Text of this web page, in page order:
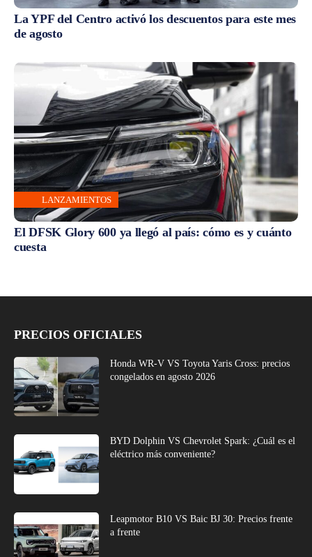
La YPF del Centro activó los descuentos para este mes
de agosto
LANZAMIENTOS
El DFSK Glory 600 ya llegó al país: cómo es y cuánto
cuesta
PRECIOS OFICIALES
Honda WR-V VS Toyota Yaris Cross: precios
congelados en agosto 2026
BYD Dolphin VS Chevrolet Spark: ¿Cuál es el
eléctrico más conveniente?
Leapmotor B10 VS Baic BJ 30: Precios frente
a frente